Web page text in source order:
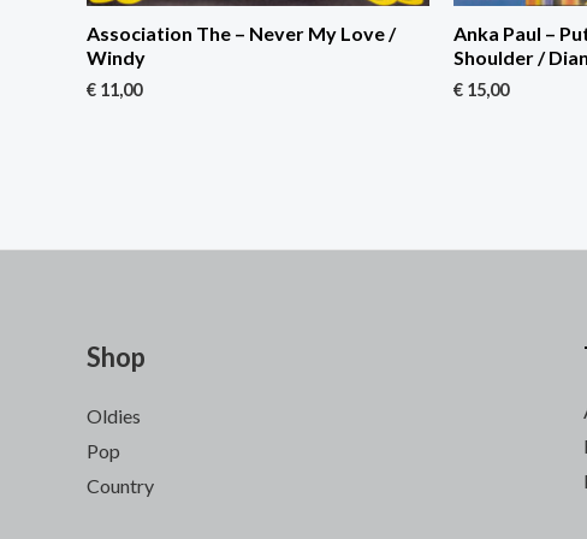
Association The – Never My Love /
Windy
€ 11,00
Anka Paul –
Shoulder /
€ 15,00
Shop
Oldies
Pop
Country